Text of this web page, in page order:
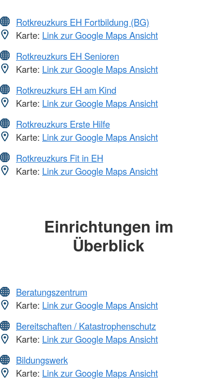
Rotkreuzkurs EH Fortbildung (BG)
Karte: Link zur Google Maps Ansicht
Rotkreuzkurs EH Senioren
Karte: Link zur Google Maps Ansicht
Rotkreuzkurs EH am Kind
Karte: Link zur Google Maps Ansicht
Rotkreuzkurs Erste Hilfe
Karte: Link zur Google Maps Ansicht
Rotkreuzkurs Fit in EH
Karte: Link zur Google Maps Ansicht
Einrichtungen im
Überblick
Beratungszentrum
Karte: Link zur Google Maps Ansicht
Bereitschaften / Katastrophenschutz
Karte: Link zur Google Maps Ansicht
Bildungswerk
Karte: Link zur Google Maps Ansicht